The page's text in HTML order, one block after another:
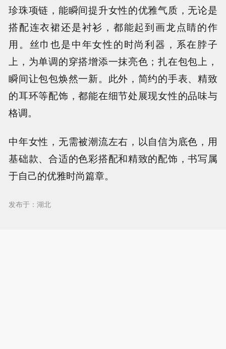
珍珠项链，能瞬间提升女性的优雅气质，无论是
搭配连衣裙还是衬衫，都能起到画龙点睛的作
用。丝巾也是中年女性的时尚利器，系在脖子
上，为单调的穿搭增添一抹亮色；扎在包包上，
瞬间让包包焕然一新。此外，简约的手表、精致
的耳环等配饰，都能在细节处展现女性的品味与
格调。
中年女性，无需被潮流左右，以自信为底色，用
基础款、合适的色彩搭配和精致的配饰，书写属
于自己的优雅时尚篇章。
发布于：湖北